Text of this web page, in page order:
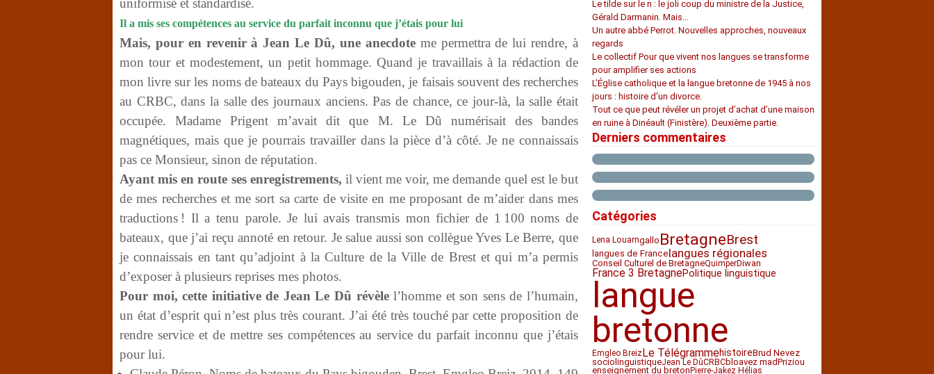
uniformisé et standardisé.
Il a mis ses compétences au service du parfait inconnu que j’étais pour lui
Mais, pour en revenir à Jean Le Dû, une anecdoteme permettra de lui rendre, à
mon tour et modestement, un petit hommage. Quand je travaillais à la rédaction de
mon livre sur les noms de bateaux du Pays bigouden, je faisais souvent des recherches
au CRBC, dans la salle des journaux anciens. Pas de chance, ce jour-là, la salle était
occupée. Madame Prigent m’avait dit que M. Le Dû numérisait des bandes
magnétiques, mais que je pourrais travailler dans la pièce d’à côté. Je ne connaissais
pas ce Monsieur, sinon de réputation.
Ayant mis en route ses enregistrements, il vient me voir, me demande quel est le but
de mes recherches et me sort sa carte de visite en me proposant de m’aider dans mes
traductions ! Il a tenu parole. Je lui avais transmis mon fichier de 1 100 noms de
bateaux, que j’ai reçu annoté en retour. Je salue aussi son collègue Yves Le Berre, que
je connaissais en tant qu’adjoint à la Culture de la Ville de Brest et qui m’a permis
d’exposer à plusieurs reprises mes photos.
Pour moi, cette initiative de Jean Le Dû révèlel’homme et son sens de l’humain,
un état d’esprit qui n’est plus très courant. J’ai été très touché par cette proposition de
rendre service et de mettre ses compétences au service du parfait inconnu que j’étais
pour lui.
Le tilde sur le n : le joli coup du ministre de la Justice,
Gérald Darmanin. Mais…
Un autre abbé Perrot. Nouvelles approches, nouveaux
regards
Le collectif Pour que vivent nos langues se transforme
pour amplifier ses actions
L’Église catholique et la langue bretonne de 1945 à nos
jours : histoire d’un divorce.
Tout ce que peut révéler un projet d’achat d’une maison
en ruine à Dinéault (Finistère). Deuxième partie.
Derniers commentaires
Catégories
Lena Louarngallo BretagneBrest
langues de Francelangues régionales
Conseil Culturel de BretagneQuimperDiwan
France 3 BretagnePolitique linguistique
langue
bretonne
Emgleo BreizLe TélégrammehistoireBrud Nevez
sociolinguistiqueJean Le DûCRBCbloavez madPriziou
enseignement du breton Pierre-Jakez Hélias